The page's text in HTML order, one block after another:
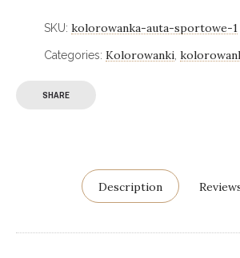
SKU: kolorowanka-auta-sportowe-1
Categories: Kolorowanki
SHARE
Description